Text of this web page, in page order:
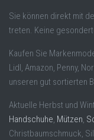
Sie können direkt mit
treten. Keine
Kaufen Sie
Lidl, Amazon, Penny,
unseren gut sortierten
Aktuelle Herbst und
Handschuhe, Mützen,
Christbaumschmuck,